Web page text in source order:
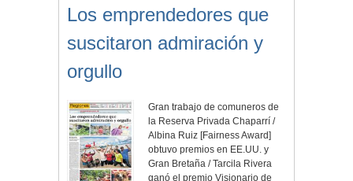
Los emprendedores que
suscitaron admiración y
orgullo
Gran trabajo de comuneros de
la Reserva Privada Chaparrí /
Albina Ruiz [Fairness Award]
obtuvo premios en EE.UU. y
Gran Bretaña / Tarcila Rivera
ganó el premio Visionario de